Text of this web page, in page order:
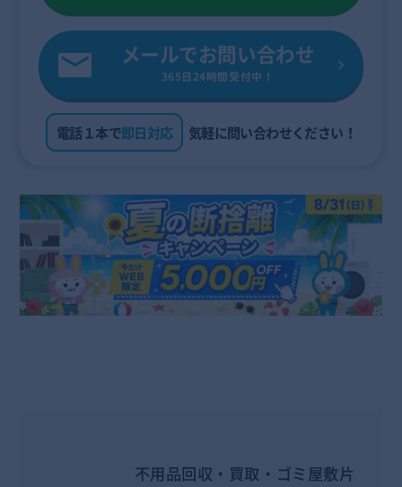
メールでお問い合わせ
365日24時間受付中！
電話１本で即日対応 気軽に問い合わせください！
不用品回収・買取・ゴミ屋敷片